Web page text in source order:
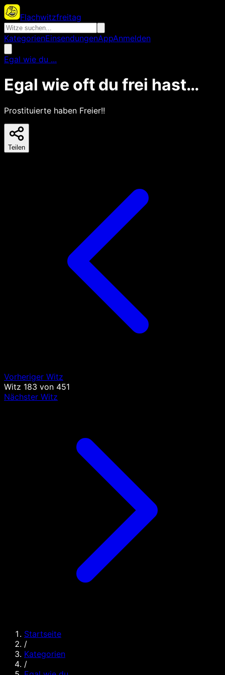
Flachwitzfreitag
KategorienEinsendungenAppAnmelden
Egal wie du ...
Egal wie oft du frei hast…
Prostituierte haben Freier!!
Teilen
Vorheriger Witz
Witz 183 von 451
Nächster Witz
Startseite
/
Kategorien
/